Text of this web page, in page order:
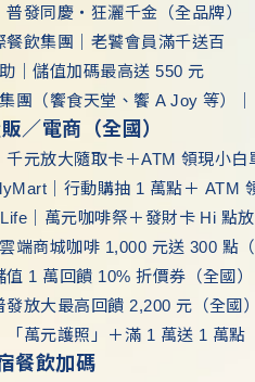
同慶・狂灑千金（全品牌）
飲集團｜老饕會員滿千送百
儲值加碼最高送 550 元
（饗食天堂、饗 A Joy 等）｜
／電商（全國）
放大隨取卡＋ATM 領現小白
｜行動購抽 1 萬點＋ ATM
｜萬元咖啡祭＋發財卡 Hi 點
商城咖啡 1,000 元送 300 點
1 萬回饋 10% 折價券（全國）
放大最高回饋 2,200 元（全國
萬元護照」＋滿 1 萬送 1 萬點
餐飲加碼